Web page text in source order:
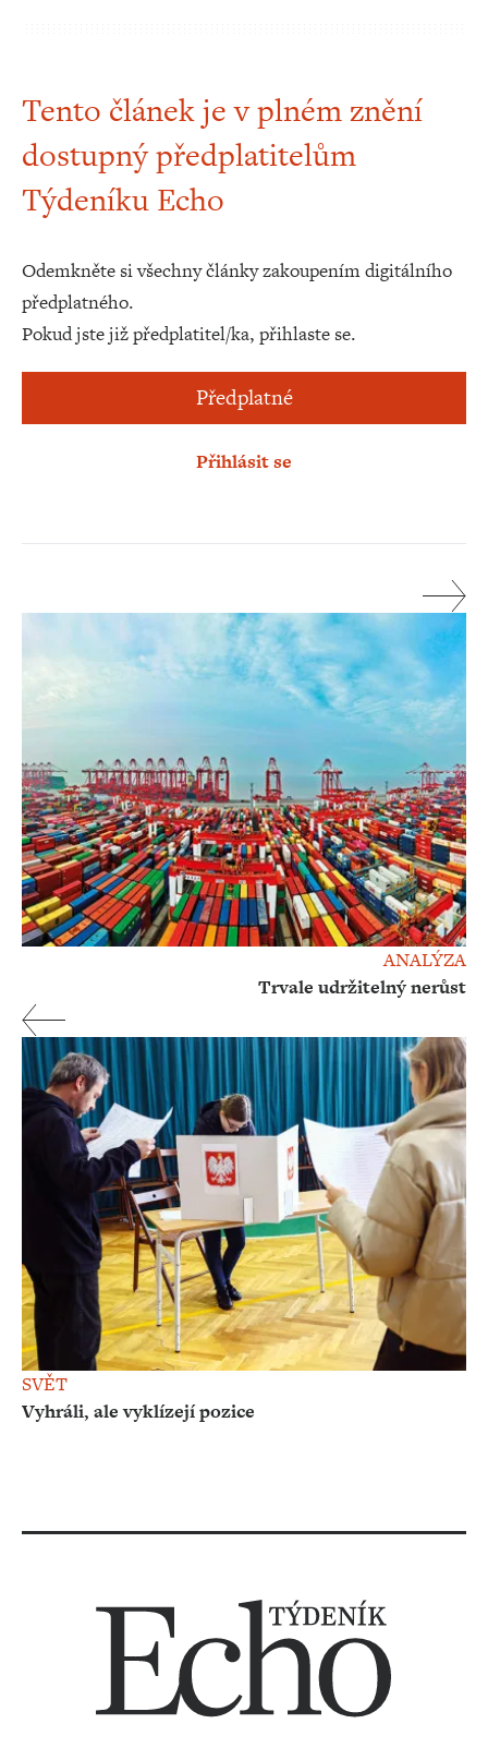
Tento článek je v plném znění
dostupný předplatitelům
Týdeníku Echo
Odemkněte si všechny články zakoupením digitálního
předplatného.
Pokud jste již předplatitel/ka, přihlaste se.
Předplatné
Přihlásit se
ANALÝZA
Trvale udržitelný nerůst
SVĚT
Vyhráli, ale vyklízejí pozice